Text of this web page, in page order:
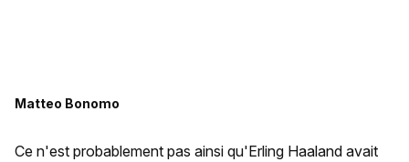
Matteo Bonomo
Ce n'est probablement pas ainsi qu'Erling Haaland avait